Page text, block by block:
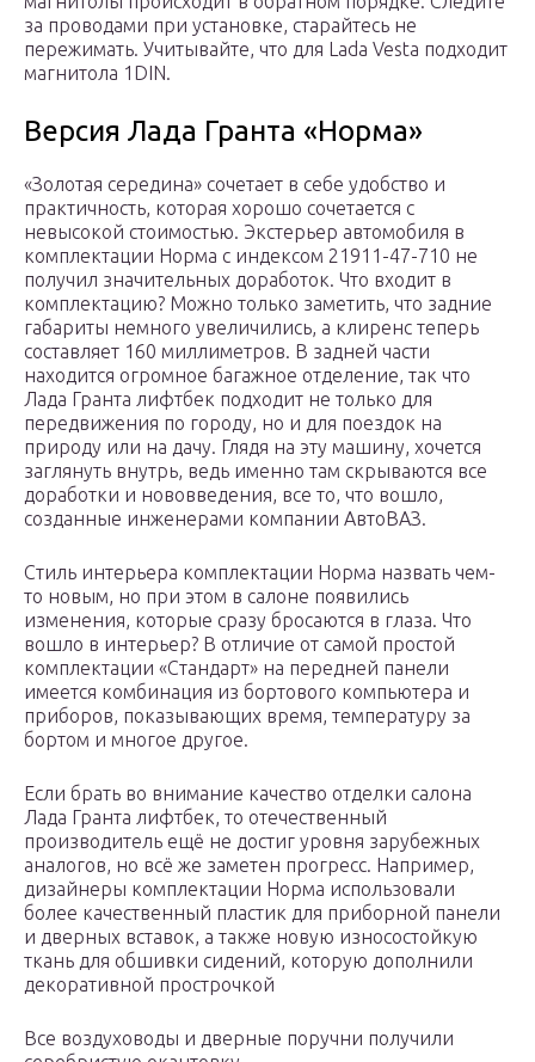
за проводами при установке, старайтесь не
пережимать. Учитывайте, что для Lada Vesta подходит
магнитола 1DIN.
Версия Лада Гранта «Норма»
«Золотая середина» сочетает в себе удобство и
практичность, которая хорошо сочетается с
невысокой стоимостью. Экстерьер автомобиля в
комплектации Норма с индексом 21911-47-710 не
получил значительных доработок. Что входит в
комплектацию? Можно только заметить, что задние
габариты немного увеличились, а клиренс теперь
составляет 160 миллиметров. В задней части
находится огромное багажное отделение, так что
Лада Гранта лифтбек подходит не только для
передвижения по городу, но и для поездок на
природу или на дачу. Глядя на эту машину, хочется
заглянуть внутрь, ведь именно там скрываются все
доработки и нововведения, все то, что вошло,
созданные инженерами компании АвтоВАЗ.
Стиль интерьера комплектации Норма назвать чем-
то новым, но при этом в салоне появились
изменения, которые сразу бросаются в глаза. Что
вошло в интерьер? В отличие от самой простой
комплектации «Стандарт» на передней панели
имеется комбинация из бортового компьютера и
приборов, показывающих время, температуру за
бортом и многое другое.
Если брать во внимание качество отделки салона
Лада Гранта лифтбек, то отечественный
производитель ещё не достиг уровня зарубежных
аналогов, но всё же заметен прогресс. Например,
дизайнеры комплектации Норма использовали
более качественный пластик для приборной панели
и дверных вставок, а также новую износостойкую
ткань для обшивки сидений, которую дополнили
декоративной прострочкой
Все воздуховоды и дверные поручни получили